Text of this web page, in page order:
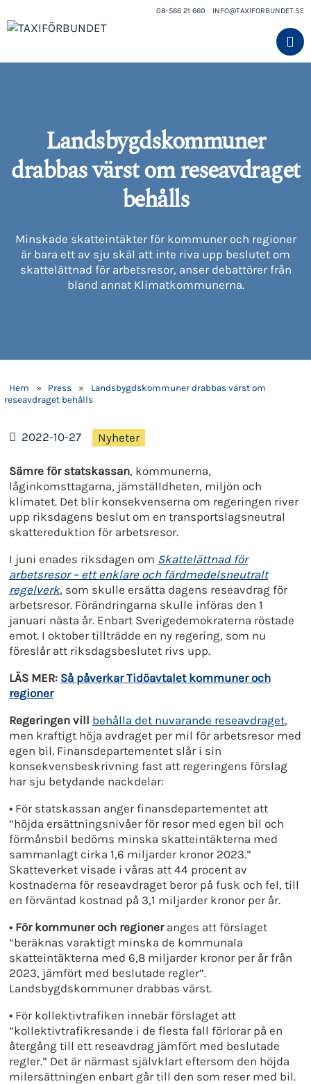
08-566 21 660 INFO@TAXIFORBUNDET.SE
Landsbygdskommuner
drabbas värst om reseavdraget
behålls
Minskade skatteintäkter för kommuner och regioner
är bara ett av sju skäl att inte riva upp beslutet om
skattelättnad för arbetsresor, anser debattörer från
bland annat Klimatkommunerna.
Hem » Press »
Landsbygdskommuner drabbas värst om
reseavdraget behålls
2022-10-27 Nyheter
Sämre för statskassan, kommunerna,
låginkomsttagarna, jämställdheten, miljön och
klimatet. Det blir konsekvenserna om regeringen river
upp riksdagens beslut om en transportslagsneutral
skattereduktion för arbetsresor.
I juni enades riksdagen om Skattelättnad för
arbetsresor – ett enklare och färdmedelsneutralt
regelverk, som skulle ersätta dagens reseavdrag för
arbetsresor. Förändringarna skulle införas den 1
januari nästa år. Enbart Sverigedemokraterna röstade
emot. I oktober tillträdde en ny regering, som nu
föreslår att riksdagsbeslutet rivs upp.
LÄS MER: Så påverkar Tidöavtalet kommuner och
regioner
Regeringen vill behålla det nuvarande reseavdraget,
men kraftigt höja avdraget per mil för arbetsresor med
egen bil. Finansdepartementet slår i sin
konsekvensbeskrivning fast att regeringens förslag
har sju betydande nackdelar:
• För statskassan anger finansdepartementet att
”höjda ersättningsnivåer för resor med egen bil och
förmånsbil bedöms minska skatteintäkterna med
sammanlagt cirka 1,6 miljarder kronor 2023.”
Skatteverket visade i våras att 44 procent av
kostnaderna för reseavdraget beror på fusk och fel, till
en förväntad kostnad på 3,1 miljarder kronor per år.
• För kommuner och regioner anges att förslaget
”beräknas varaktigt minska de kommunala
skatteintäkterna med 6,8 miljarder kronor per år från
2023, jämfört med beslutade regler”.
Landsbygdskommuner drabbas värst.
• För kollektivtrafiken innebär förslaget att
”kollektivtrafikresande i de flesta fall förlorar på en
återgång till ett reseavdrag jämfört med beslutade
regler.” Det är närmast självklart eftersom den höjda
milersättningen enbart går till den som reser med bil.